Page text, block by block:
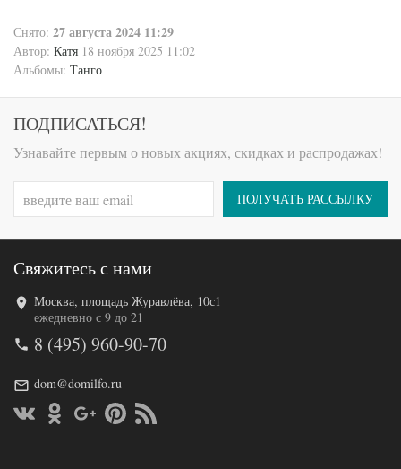
Снято: 27 августа 2024 11:29
Автор: Катя 18 ноября 2025 11:02
Альбомы: Танго
ПОДПИСАТЬСЯ!
Узнавайте первым о новых акциях, скидках и распродажах!
ПОЛУЧАТЬ РАССЫЛКУ
Свяжитесь с нами
Москва, площадь Журавлёва, 10с1
ежедневно с 9 до 21
8 (495) 960-90-70
dom@domilfo.ru